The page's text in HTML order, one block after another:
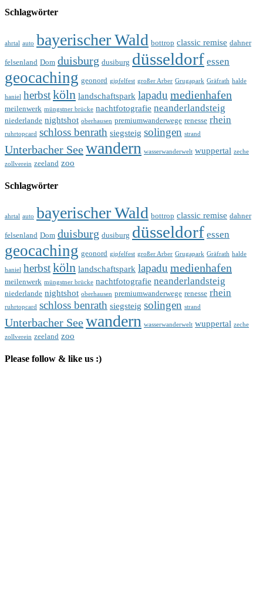
Schlagwörter
ahrtal auto bayerischer Wald bottrop classic remise dahner
felsenland Dom duisburg dusiburg düsseldorf essen
geocaching geonord gipfelfest großer Arber Grugapark Gräfrath halde
haniel herbstköln landschaftspark lapadu medienhafen
meilenwerk müngstner brücke nachtfotografie neanderlandsteig
niederlande nightshot oberhausen premiumwanderwege renesse rhein
ruhrtopcard schloss benrath siegsteig solingen strand
Unterbacher Seewandern wasserwanderwelt wuppertal zeche
zollverein zeeland zoo
Schlagwörter
ahrtal auto bayerischer Wald bottrop classic remise dahner
felsenland Dom duisburg dusiburg düsseldorf essen
geocaching geonord gipfelfest großer Arber Grugapark Gräfrath halde
haniel herbstköln landschaftspark lapadu medienhafen
meilenwerk müngstner brücke nachtfotografie neanderlandsteig
niederlande nightshot oberhausen premiumwanderwege renesse rhein
ruhrtopcard schloss benrath siegsteig solingen strand
Unterbacher Seewandern wasserwanderwelt wuppertal zeche
zollverein zeeland zoo
Please follow & like us :)